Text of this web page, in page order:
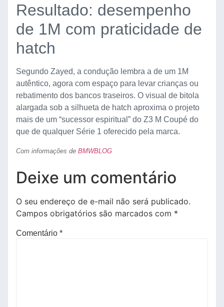
Resultado: desempenho
de 1M com praticidade de
hatch
Segundo Zayed, a condução lembra a de um 1M
autêntico, agora com espaço para levar crianças ou
rebatimento dos bancos traseiros. O visual de bitola
alargada sob a silhueta de hatch aproxima o projeto
mais de um “sucessor espiritual” do Z3 M Coupé do
que de qualquer Série 1 oferecido pela marca.
Com informações de BMWBLOG
Deixe um comentário
O seu endereço de e-mail não será publicado.
Campos obrigatórios são marcados com *
Comentário *